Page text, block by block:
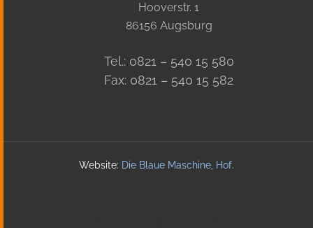
Hooverstr. 1
86156 Augsburg
Tel.: 0821 – 540 15 580
Fax: 0821 – 540 15 582
Website: Die Blaue Maschine, Hof.